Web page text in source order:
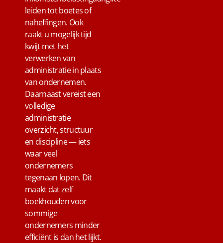
leiden tot boetes of
naheffingen. Ook
raakt u mogelijk tijd
kwijt met het
verwerken van
administratie in plaats
van ondernemen.
Daarnaast vereist een
volledige
administratie
overzicht, structuur
en discipline — iets
waar veel
ondernemers
tegenaan lopen. Dit
maakt dat zelf
boekhouden voor
sommige
ondernemers minder
efficiënt is dan het lijkt.